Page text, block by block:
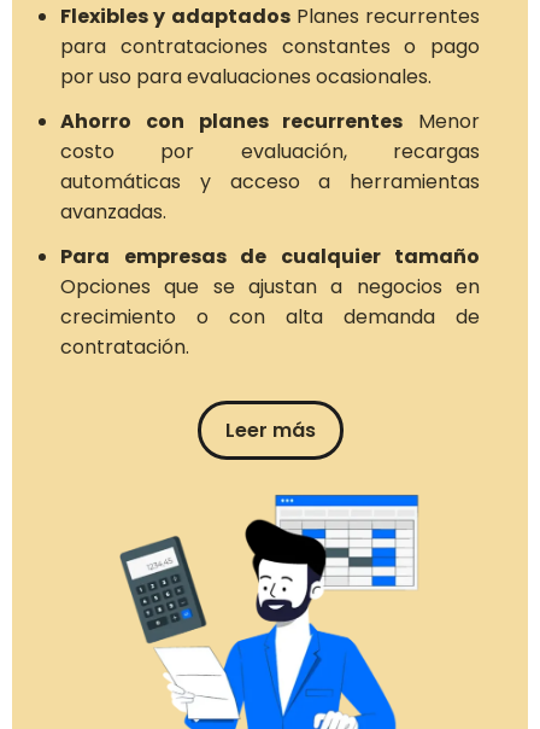
Flexibles y adaptadosPlanes recurrentes
para contrataciones constantes o pago
por uso para evaluaciones ocasionales.
Ahorro con planes recurrentes Menor
costo por evaluación, recargas
automáticas y acceso a herramientas
avanzadas.
Para empresas de cualquier tamaño
Opciones que se ajustan a negocios en
crecimiento o con alta demanda de
contratación.
Leer más